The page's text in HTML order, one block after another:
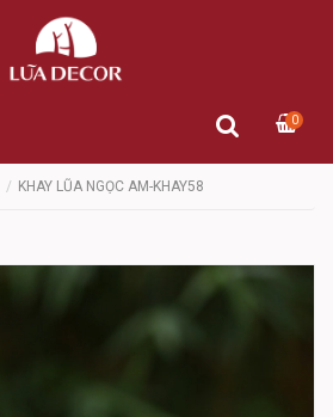
0
KHAY LŨA NGỌC AM-KHAY58